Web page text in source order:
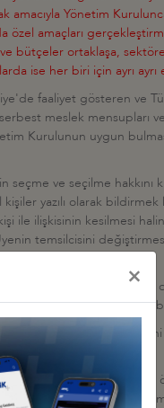
amacıyla Yönetim
özel amaçları
bütçeler ortaklaşa,
ise her biri için ayrı ayrı
faaliyet gösteren ve
meslek mensupları
Kurulunun uygun
seçme ve seçilme hakkını
yazılı olarak bildirmek
ile ilişkisinin kesilmesi
temsilcisini
ve kuruluş
üyesi olarak
atadığı temsilci ile
erer.
aidatını ve üyelik
halinde
×